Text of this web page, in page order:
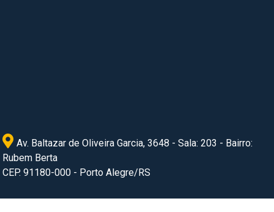
Av. Baltazar de Oliveira Garcia, 3648 - Sala: 203 - Bairro:
Rubem Berta
CEP. 91180-000 - Porto Alegre/RS